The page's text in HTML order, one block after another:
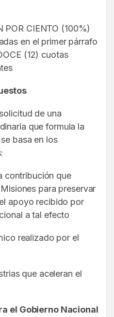
POR CIENTO (100%)
en el primer párrafo
(12) cuotas
de una
que formula la
basa en los
que
para preservar
apoyo recibido por
a tal efecto
realizado por el
que aceleran el
el Gobierno Nacional